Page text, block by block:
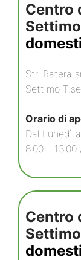
Centro
Str. Ratera
Settimo T.se
Orario di
Dal Lunedì
8.00 – 13.00
Centro